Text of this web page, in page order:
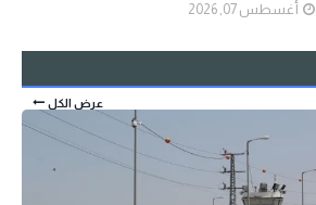
أغسطس 07, 2026
عرض الكل